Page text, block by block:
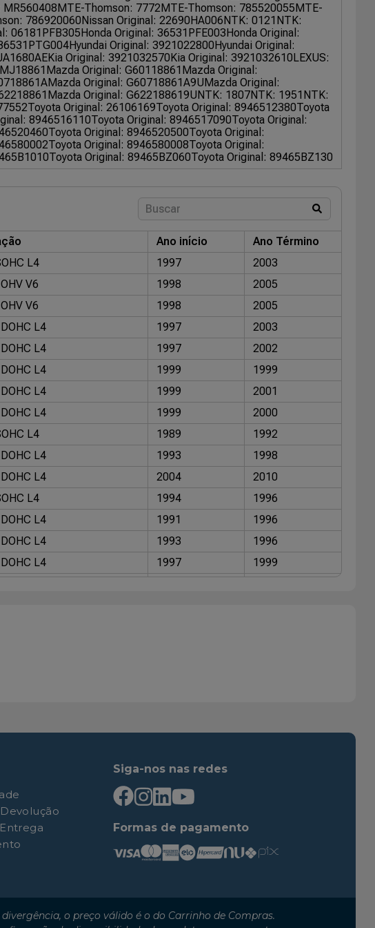
MR560408MTE-Thomson: 7772MTE-Thomson: 785520055MTE-
786920060Nissan Original: 22690HA006NTK: 0121 NTK:
06181PFB305Honda Original: 36531PFE003Honda Original:
Hyundai Original: 3921022800Hyundai Original:
Kia Original: 3921032570Kia Original: 3921032610LEXUS:
Mazda Original: G60118861 Mazda Original:
Mazda Original: G60718861A9UMazda Original:
Mazda Original: G622188619UNTK: 1807NTK: 1951 NTK:
Toyota Original: 26106169Toyota Original: 8946512380Toyota
8946516110Toyota Original: 8946517090Toyota Original:
Toyota Original: 8946520500Toyota Original:
Toyota Original: 8946580008Toyota Original:
Toyota Original: 89465BZ060Toyota Original: 89465BZ130
Ano início
Ano Término
L4 1997
2003
V6 1998
2005
V6 1998
2005
L4 1997
2003
L4 1997
2002
L4 1999
1999
L4 1999
2001
L4 1999
2000
L4 1989
1992
L4 1993
1998
L4 2004
2010
L4 1994
1996
L4 1991
1996
L4 1993
1996
L4 1997
1999
Siga-nos nas redes
Formas de pagamento
o preço válido é o do Carrinho de Compras.